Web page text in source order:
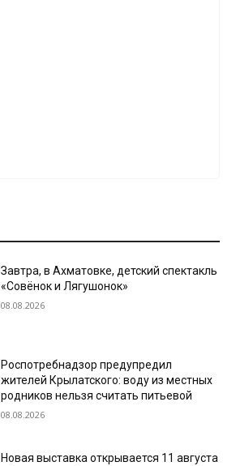
Завтра, в Ахматовке, детский спектакль
«Совёнок и Лягушонок»
08.08.2026
Роспотребнадзор предупредил
жителей Крылатского: воду из местных
родников нельзя считать питьевой
08.08.2026
Новая выставка открывается 11 августа